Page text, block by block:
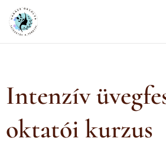
Intenzív
oktatói kurzus